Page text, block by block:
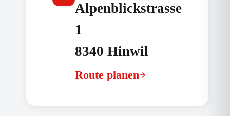
Alpenblickstrasse
1
8340 Hinwil
Route planen